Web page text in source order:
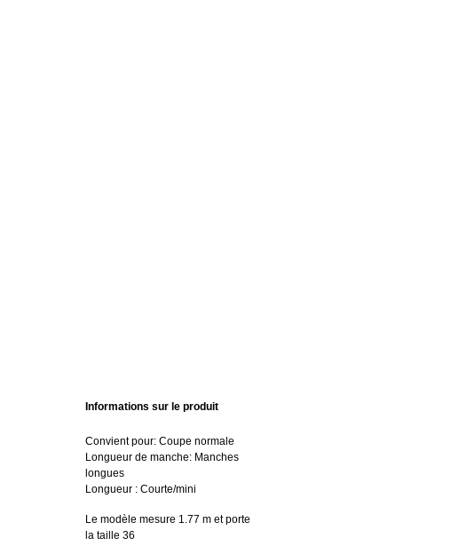
Informations sur le produit
Convient pour: Coupe normale
Longueur de manche: Manches
longues
Longueur : Courte/mini
Le modèle mesure 1.77 m et porte
la taille 36